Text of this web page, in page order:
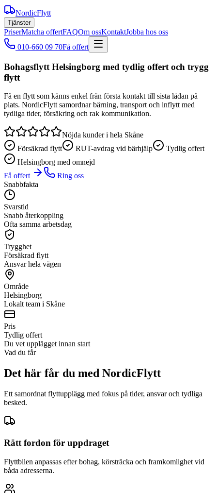
NordicFlytt
Tjänster
PriserMatcha offertFAQOm ossKontaktJobba hos oss
010-660 09 70Få offert
Bohagsflytt Helsingborg med tydlig offert och trygg
flytt
Få en flytt som känns enkel från första kontakt till sista lådan på
plats. NordicFlytt samordnar bärning, transport och inflytt med
tydliga tider, försäkring och rak kommunikation.
Nöjda kunder i hela Skåne
Försäkrad flytt
RUT-avdrag vid bärhjälp
Tydlig offert
Helsingborg med omnejd
Få offert
Ring oss
Snabbfakta
Svarstid
Snabb återkoppling
Ofta samma arbetsdag
Trygghet
Försäkrad flytt
Ansvar hela vägen
Område
Helsingborg
Lokalt team i Skåne
Pris
Tydlig offert
Du vet upplägget innan start
Vad du får
Det här får du med NordicFlytt
Ett samordnat flyttupplägg med fokus på tider, ansvar och tydliga
besked.
Rätt fordon för uppdraget
Flyttbilen anpassas efter bohag, körsträcka och framkomlighet vid
båda adresserna.